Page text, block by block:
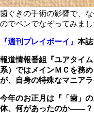
歯ぐきの手術の影響で、
のでペンでなぞってみまし
『週刊プレイボーイ』 本
報道情報番組『ユアタイ
系）ではメインＭＣを務
が、自身の特殊なマニアラ
今年のお正月は『「歯」
体、何があったのか――？